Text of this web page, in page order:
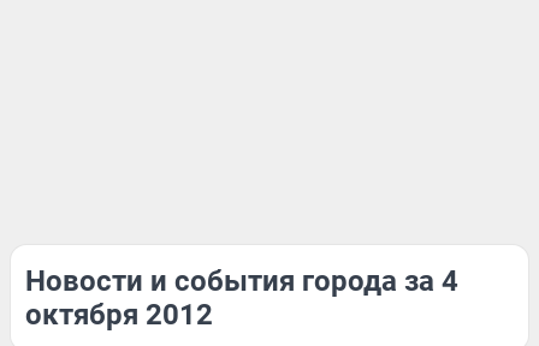
Новости и события города за 4
октября 2012